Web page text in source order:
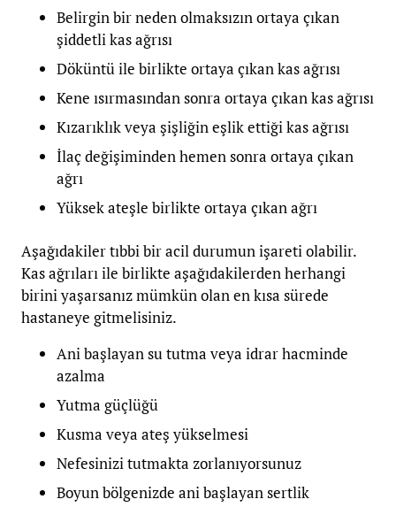
Belirgin bir neden olmaksızın ortaya çıkan
şiddetli kas ağrısı
Döküntü ile birlikte ortaya çıkan kas ağrısı
Kene ısırmasından sonra ortaya çıkan kas ağrısı
Kızarıklık veya şişliğin eşlik ettiği kas ağrısı
İlaç değişiminden hemen sonra ortaya çıkan
ağrı
Yüksek ateşle birlikte ortaya çıkan ağrı
Aşağıdakiler tıbbi bir acil durumun işareti olabilir.
Kas ağrıları ile birlikte aşağıdakilerden herhangi
birini yaşarsanız mümkün olan en kısa sürede
hastaneye gitmelisiniz.
Ani başlayan su tutma veya idrar hacminde
azalma
Yutma güçlüğü
Kusma veya ateş yükselmesi
Nefesinizi tutmakta zorlanıyorsunuz
Boyun bölgenizde ani başlayan sertlik